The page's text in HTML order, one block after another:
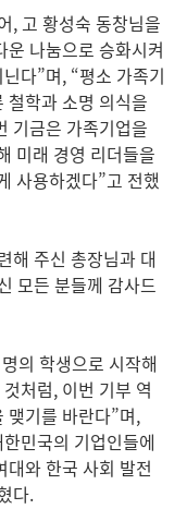
, 고 황성숙 동창님을
나눔으로 승화시켜
다”며, “평소 가족기
철학과 소명 의식을
기금은 가족기업을
미래 경영 리더들을
사용하겠다”고 전했
해 주신 총장님과 대
모든 분들께 감사드
의 학생으로 시작해
처럼, 이번 기부 역
맺기를 바란다”며,
민국의 기업인들에
와 한국 사회 발전
다.